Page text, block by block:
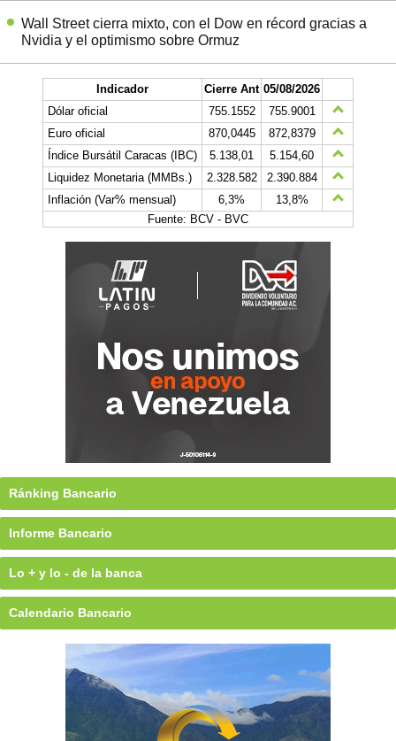
Wall Street cierra mixto, con el Dow en récord gracias a
Nvidia y el optimismo sobre Ormuz
Indicador Cierre Ant 05/08/2026
Dólar oficial
755.1552
755.9001
Euro oficial
870,0445
872,8379
Índice Bursátil Caracas (IBC)
5.138,01
5.154,60
Liquidez Monetaria (MMBs.)
2.328.582
2.390.884
Inflación (Var% mensual)
6,3%
13,8%
Fuente: BCV - BVC
Ránking Bancario
Informe Bancario
Lo + y lo - de la banca
Calendario Bancario